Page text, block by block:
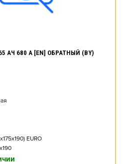
65 АЧ 680 А [EN] ОБРАТНЫЙ (BY)
EURO